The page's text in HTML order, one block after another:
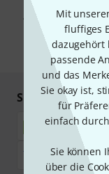
Mit
fluffiges
dazugehört
passende
und das
Sie okay ist,
für
einfach
Sie können
über die
Werbung und einer
Abmeldung ist
Sicher